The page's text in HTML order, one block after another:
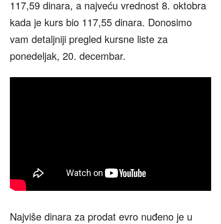
117,59 dinara, a najveću vrednost 8. oktobra
kada je kurs bio 117,55 dinara. Donosimo
vam detaljniji pregled kursne liste za
ponedeljak, 20. decembar.
Najviše dinara za prodat evro nuđeno je u